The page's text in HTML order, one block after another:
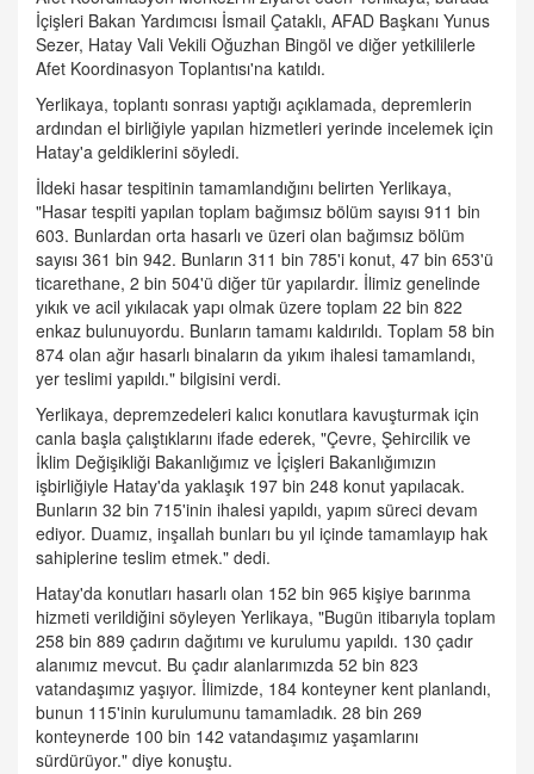
İçişleri Bakan Yardımcısı İsmail Çataklı, AFAD Başkanı Yunus
Sezer, Hatay Vali Vekili Oğuzhan Bingöl ve diğer yetkililerle
Afet Koordinasyon Toplantısı'na katıldı.
Yerlikaya, toplantı sonrası yaptığı açıklamada, depremlerin
ardından el birliğiyle yapılan hizmetleri yerinde incelemek için
Hatay'a geldiklerini söyledi.
İldeki hasar tespitinin tamamlandığını belirten Yerlikaya,
"Hasar tespiti yapılan toplam bağımsız bölüm sayısı 911 bin
603. Bunlardan orta hasarlı ve üzeri olan bağımsız bölüm
sayısı 361 bin 942. Bunların 311 bin 785'i konut, 47 bin 653'ü
ticarethane, 2 bin 504'ü diğer tür yapılardır. İlimiz genelinde
yıkık ve acil yıkılacak yapı olmak üzere toplam 22 bin 822
enkaz bulunuyordu. Bunların tamamı kaldırıldı. Toplam 58 bin
874 olan ağır hasarlı binaların da yıkım ihalesi tamamlandı,
yer teslimi yapıldı." bilgisini verdi.
Yerlikaya, depremzedeleri kalıcı konutlara kavuşturmak için
canla başla çalıştıklarını ifade ederek, "Çevre, Şehircilik ve
İklim Değişikliği Bakanlığımız ve İçişleri Bakanlığımızın
işbirliğiyle Hatay'da yaklaşık 197 bin 248 konut yapılacak.
Bunların 32 bin 715'inin ihalesi yapıldı, yapım süreci devam
ediyor. Duamız, inşallah bunları bu yıl içinde tamamlayıp hak
sahiplerine teslim etmek." dedi.
Hatay'da konutları hasarlı olan 152 bin 965 kişiye barınma
hizmeti verildiğini söyleyen Yerlikaya, "Bugün itibarıyla toplam
258 bin 889 çadırın dağıtımı ve kurulumu yapıldı. 130 çadır
alanımız mevcut. Bu çadır alanlarımızda 52 bin 823
vatandaşımız yaşıyor. İlimizde, 184 konteyner kent planlandı,
bunun 115'inin kurulumunu tamamladık. 28 bin 269
konteynerde 100 bin 142 vatandaşımız yaşamlarını
sürdürüyor." diye konuştu.